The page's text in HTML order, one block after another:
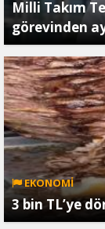
Milli Takım
görevinden
EKONOMİ
3 bin TL’ye